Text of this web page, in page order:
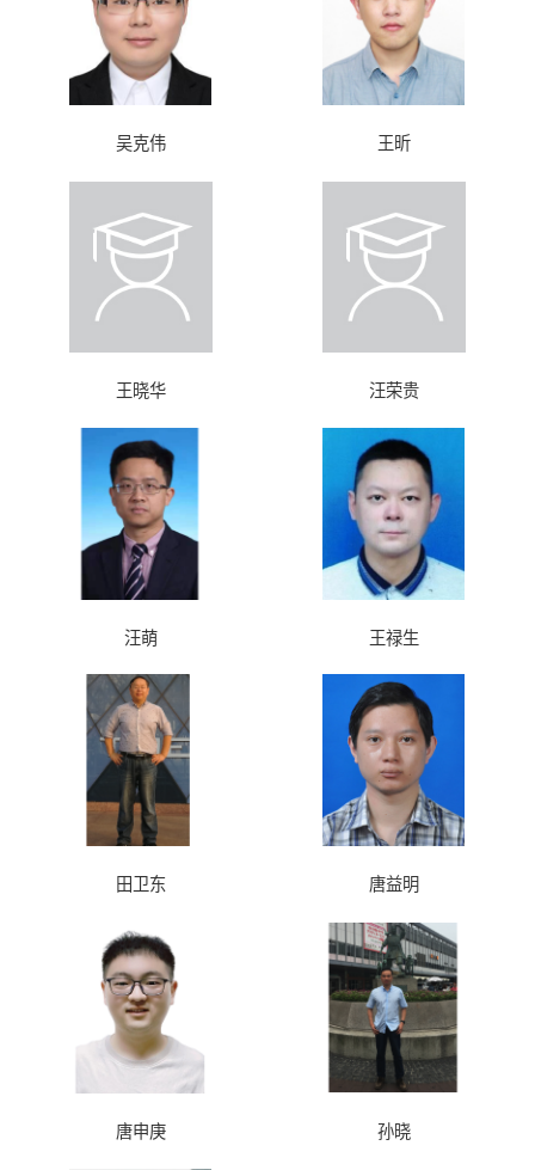
吴克伟 王昕
王晓华 汪荣贵
汪萌 王禄生
田卫东 唐益明
唐申庚 孙晓